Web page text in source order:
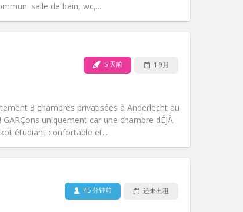
salle de bain, wc,...
其他
5 天前 1 9月
3 chambres privatisées à Anderlecht au
uniquement car une chambre dÉJÀ
étudiant confortable et...
其他
氛围: 学习氛围, 安静
45 分钟前 还未出租